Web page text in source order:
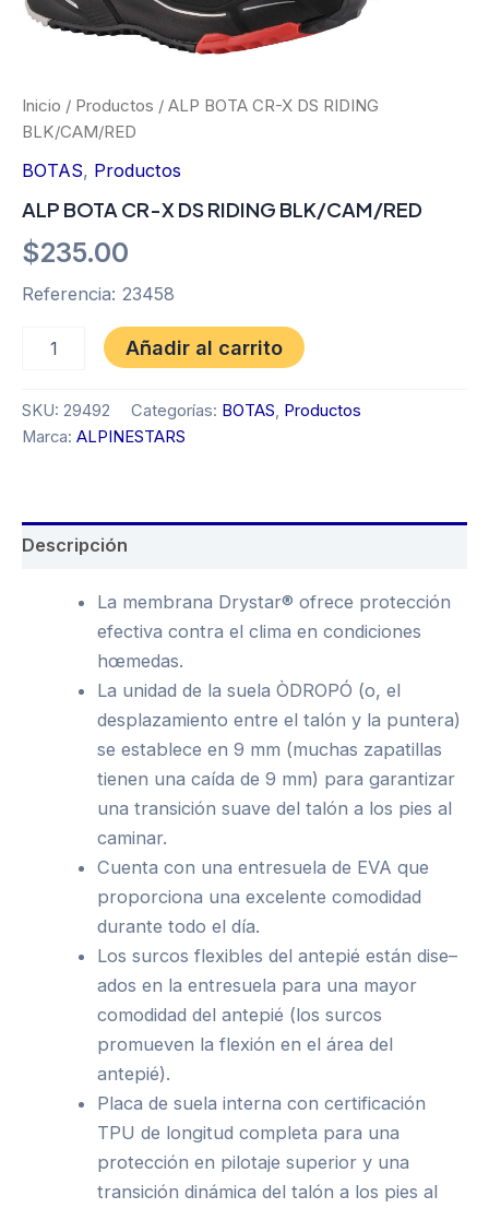
Inicio / Productos / ALP BOTA CR-X DS RIDING
BLK/CAM/RED
BOTAS, Productos
ALP BOTA CR-X DS RIDING BLK/CAM/RED
$235.00
Referencia: 23458
Añadir al carrito
SKU: 29492 Categorías: BOTAS, Productos
Marca: ALPINESTARS
Descripción
La membrana Drystar® ofrece protección
efectiva contra el clima en condiciones
hœmedas.
La unidad de la suela ÒDROPÓ (o, el
desplazamiento entre el talón y la puntera)
se establece en 9 mm (muchas zapatillas
tienen una caída de 9 mm) para garantizar
una transición suave del talón a los pies al
caminar.
Cuenta con una entresuela de EVA que
proporciona una excelente comodidad
durante todo el día.
Los surcos flexibles del antepié están dise–
ados en la entresuela para una mayor
comodidad del antepié (los surcos
promueven la flexión en el área del
antepié).
Placa de suela interna con certificación
TPU de longitud completa para una
protección en pilotaje superior y una
transición dinámica del talón a los pies al